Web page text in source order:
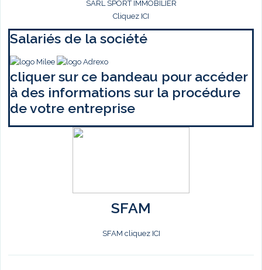
SARL SPORT IMMOBILIER
Cliquez ICI
Salariés de la société
cliquer sur ce bandeau pour accéder
à des informations sur la procédure
de votre entreprise
SFAM
SFAM cliquez ICI